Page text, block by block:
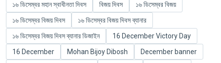
১৬ ডিসেম্বর মহান স্বাধীনতা দিবস
বিজয় দিবস
১৬ ডিসেম্বর বিজয়
১৬ ডিসেম্বর বিজয় দিবস
১৬ ডিসেম্বর বিজয় দিবস ব্যানার
১৬ ডিসেম্বর বিজয় দিবস ব্যানার ডিজাইন
16 December Victory Day
16 December
Mohan Bijoy Dibosh
December banner